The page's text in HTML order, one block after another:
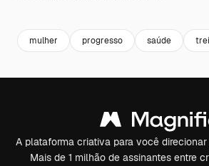
mulher progresso saúde
A plataforma criativa para você
Mais de 1 milhão de assinantes entre